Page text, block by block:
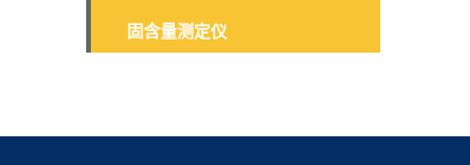
固含量测定仪